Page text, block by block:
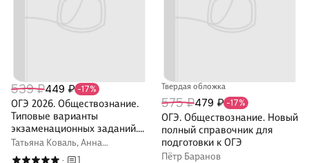
539 ₽449 ₽ -17%
ОГЭ 2026. Обществознание.
Типовые варианты
экзаменационных заданий.
15 вариантов. Подробный
разбор выполнения заданий.
Татьяна Коваль, Анна
Лазебникова
·
1
Твердая обложка
575 ₽479 ₽ -17%
ОГЭ. Обществознание. Новый
полный справочник для
подготовки к ОГЭ
Пётр Баранов